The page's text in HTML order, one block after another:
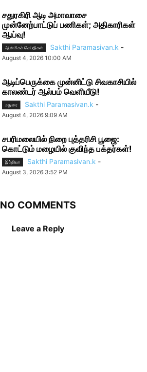
சதுரகிரி ஆடி அமாவாசை
முன்னேற்பாட்டுப் பணிகள்; அதிகாரிகள்
ஆய்வு!
ஆன்மிகச் செய்திகள் Sakthi Paramasivan.k -
August 4, 2026 10:00 AM
ஆடிப்பெருக்கை முன்னிட்டு சிவகாசியில்
காலண்டர் ஆல்பம் வெளியீடு!
மதுரை Sakthi Paramasivan.k -
August 4, 2026 9:09 AM
சபரிமலையில் நிறை புத்தரிசி பூஜை:
கொட்டும் மழையில் குவிந்த பக்தர்கள்!
இந்தியா Sakthi Paramasivan.k -
August 3, 2026 3:52 PM
NO COMMENTS
Leave a Reply